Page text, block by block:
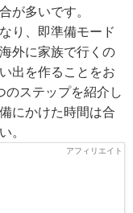
が多いです。
り、即準備モード
外に家族で行くの
出を作ることをお
のステップを紹介し
にかけた時間は合
。